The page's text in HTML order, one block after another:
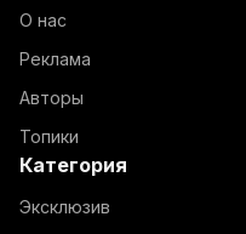
О нас
Реклама
Авторы
Топики
Категория
Эксклюзив